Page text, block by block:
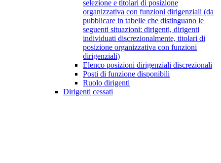
selezione e titolari di posizione
organizzativa con funzioni dirigenziali (da
pubblicare in tabelle che distinguano le
seguenti situazioni: dirigenti, dirigenti
individuati discrezionalmente, titolari di
posizione organizzativa con funzioni
dirigenziali)
Elenco posizioni dirigenziali discrezionali
Posti di funzione disponibili
Ruolo dirigenti
Dirigenti cessati